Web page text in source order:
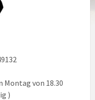
von 18.30
)